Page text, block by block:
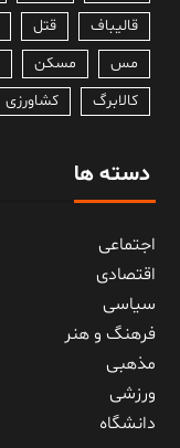
قالیباف
قتل
مس
مسکن
کالابرگ
کشاورزی
دسته ها
اجتماعی
اقتصادی
سیاسی
فرهنگ و هنر
مذهبی
ورزشی
دانشگاه